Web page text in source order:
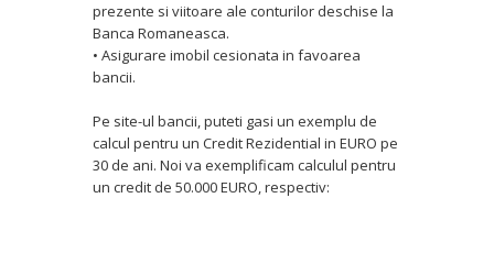
prezente si viitoare ale conturilor deschise la
Banca Romaneasca.
• Asigurare imobil cesionata in favoarea
bancii.
Pe site-ul bancii, puteti gasi un exemplu de
calcul pentru un Credit Rezidential in EURO pe
30 de ani. Noi va exemplificam calculul pentru
un credit de 50.000 EURO, respectiv: